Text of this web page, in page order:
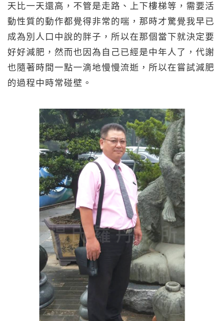
天比一天還高，不管是走路、上下樓梯等，需要活
動性質的動作都覺得非常的喘，那時才驚覺我早已
成為別人口中說的胖子，所以在那個當下就決定要
好好減肥，然而也因為自己已經是中年人了，代謝
也隨著時間一點一滴地慢慢流逝，所以在嘗試減肥
的過程中時常碰壁。